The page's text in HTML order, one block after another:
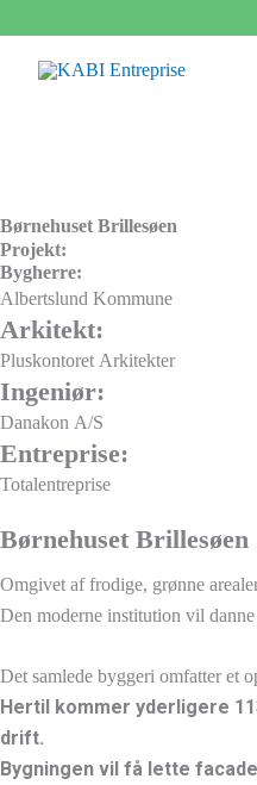
indholdet
Børnehuset Brillesøen
Projekt:
Bygherre:
Albertslund Kommune
Arkitekt:
Pluskontoret Arkitekter
Ingeniør:
Danakon A/S
Entreprise:
Totalentreprise
Børnehuset Brillesøen
Omgivet af frodige, grønne
Den moderne institution vil
Det samlede byggeri omfatter et
Hertil kommer yderligere
drift.
Bygningen vil få lette